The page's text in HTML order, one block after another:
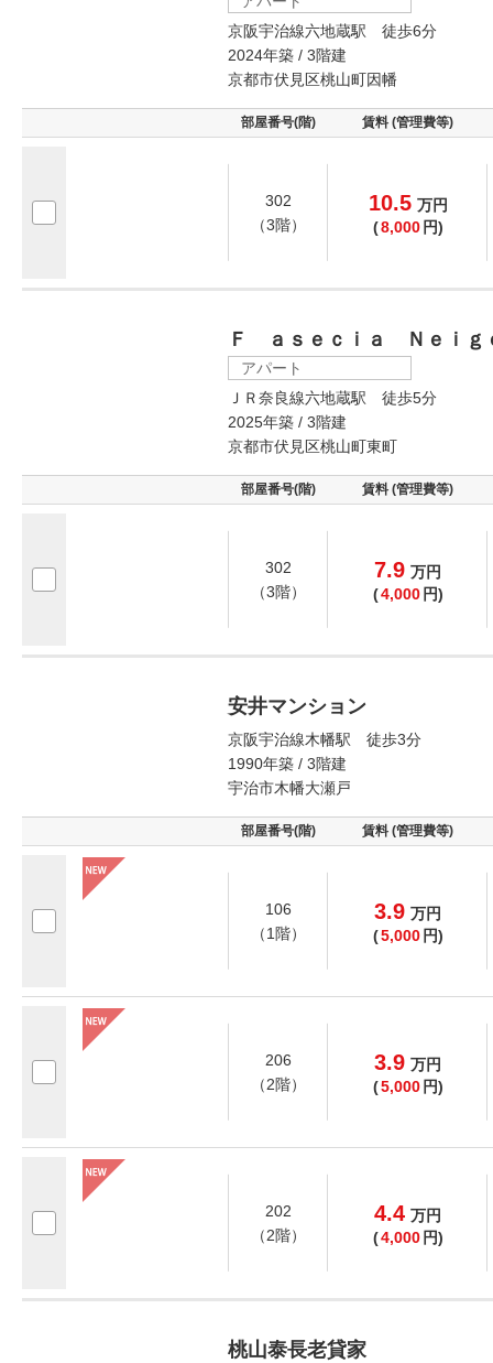
京阪宇治線六地蔵駅 徒歩6分
2024年築 / 3階建
京都市伏見区桃山町因幡
部屋番号(階) 賃料 (管理費等)
302
（3階）
10.5 万円
(8,000 円)
Ｆ ａｓｅｃｉａ Ｎｅｉｇ
アパート
ＪＲ奈良線六地蔵駅 徒歩5分
2025年築 / 3階建
京都市伏見区桃山町東町
部屋番号(階) 賃料 (管理費等)
302
（3階）
7.9 万円
(4,000 円)
安井マンション
京阪宇治線木幡駅 徒歩3分
1990年築 / 3階建
宇治市木幡大瀬戸
部屋番号(階) 賃料 (管理費等)
106
（1階）
3.9 万円
(5,000 円)
206
（2階）
3.9 万円
(5,000 円)
202
（2階）
4.4 万円
(4,000 円)
桃山泰長老貸家